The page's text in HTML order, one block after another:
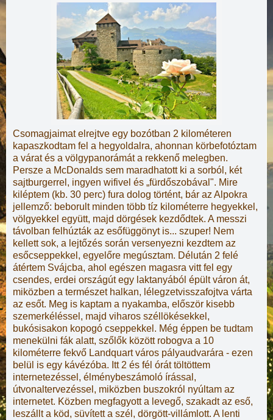
Csomagjaimat elrejtve egy bozótban 2 kilométeren
kapaszkodtam fel a hegyoldalra, ahonnan körbefotóztam
a várat és a völgypanorámát a rekkenő melegben.
Persze a McDonalds sem maradhatott ki a sorból, két
sajtburgerrel, ingyen wifivel és „fürdőszobával". Mire
kiléptem (kb. 30 perc) fura dolog történt, bár az Alpokra
jellemző: beborult minden több tíz kilométerre hegyekkel,
völgyekkel együtt, majd dörgések kezdődtek. A messzi
távolban felhúzták az esőfüggönyt is... szuper! Nem
kellett sok, a lejtőzés során versenyezni kezdtem az
esőcseppekkel, egyelőre megúsztam. Délután 2 felé
átértem Svájcba, ahol egészen magasra vitt fel egy
csendes, erdei országút egy laktanyából épült váron át,
miközben a természet halkan, lélegzetvisszafojtva várta
az esőt. Meg is kaptam a nyakamba, először kisebb
szemerkéléssel, majd viharos széllökésekkel,
bukósisakon kopogó cseppekkel. Még éppen be tudtam
menekülni fák alatt, szőlők között robogva a 10
kilométerre fekvő Landquart város pályaudvarára - ezen
belül is egy kávézóba. Itt 2 és fél órát töltöttem
internetezéssel, élménybeszámoló írással,
útvonaltervezéssel, miközben buszokról nyúltam az
internetet. Közben megfagyott a levegő, szakadt az eső,
leszállt a köd, süvített a szél, dörgött-villámlott. A lenti